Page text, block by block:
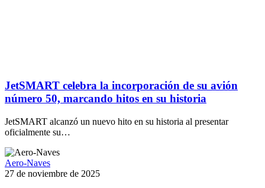
JetSMART celebra la incorporación de su avión
número 50, marcando hitos en su historia
JetSMART alcanzó un nuevo hito en su historia al presentar
oficialmente su…
Aero-Naves
27 de noviembre de 2025